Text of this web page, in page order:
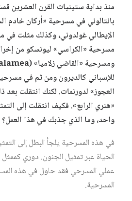
منذ بداية ستينيات القرن العشرين
بانتالوني في مسرحية «أركان خادم
الإيطالي غولدوني، وكذلك مثلت في
مسرحية «الكراسي» ليونسكو من
للإسباني كالديرون ومن ثم في
العجوز» لدورنمات. لكنك انتقلت
«هنري الرابع». فكيف انتقلت إلى
واحد، وما الذي جذبك في هذا العمل؟
في هذه المسرحية يلجأ البطل إلى
الحياة عبر تمثيل الجنون. دوري
عملي المسرحي فقد حاول في هذه
المسرحية.